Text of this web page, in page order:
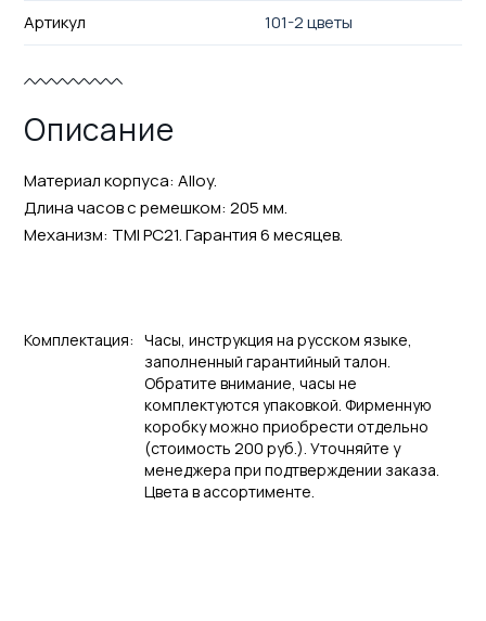
Артикул 101-2 цветы
Описание
Материал корпуса: Alloy.
Длина часов с ремешком: 205 мм.
Механизм: TMI PC21. Гарантия 6 месяцев.
Комплектация: Часы, инструкция на русском языке,
заполненный гарантийный талон.
Обратите внимание, часы не
комплектуются упаковкой. Фирменную
коробку можно приобрести отдельно
(стоимость 200 руб.). Уточняйте у
менеджера при подтверждении заказа.
Цвета в ассортименте.